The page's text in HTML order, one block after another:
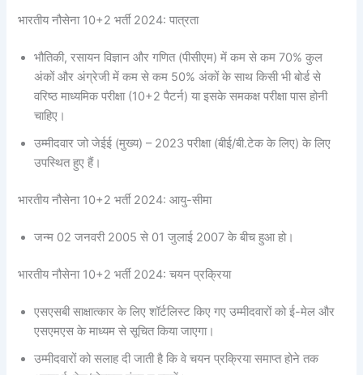
भारतीय नौसेना 10+2 भर्ती 2024: पात्रता
भौतिकी, रसायन विज्ञान और गणित (पीसीएम) में कम से कम 70% कुल
अंकों और अंग्रेजी में कम से कम 50% अंकों के साथ किसी भी बोर्ड से
वरिष्ठ माध्यमिक परीक्षा (10+2 पैटर्न) या इसके समकक्ष परीक्षा पास होनी
चाहिए।
उम्मीदवार जो जेईई (मुख्य) – 2023 परीक्षा (बीई/बी.टेक के लिए) के लिए
उपस्थित हुए हैं।
भारतीय नौसेना 10+2 भर्ती 2024: आयु-सीमा
जन्म 02 जनवरी 2005 से 01 जुलाई 2007 के बीच हुआ हो।
भारतीय नौसेना 10+2 भर्ती 2024: चयन प्रक्रिया
एसएसबी साक्षात्कार के लिए शॉर्टलिस्ट किए गए उम्मीदवारों को ई-मेल और
एसएमएस के माध्यम से सूचित किया जाएगा।
उम्मीदवारों को सलाह दी जाती है कि वे चयन प्रक्रिया समाप्त होने तक